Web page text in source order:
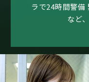
ラで24時間警備
など